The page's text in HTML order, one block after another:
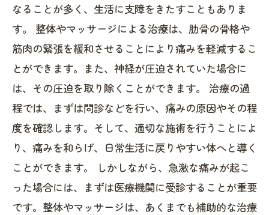
なることが多く、生活に支障をきたすこともありま
す。 整体やマッサージによる治療は、肋骨の骨格や
筋肉の緊張を緩和させることにより痛みを軽減するこ
とができます。また、神経が圧迫されていた場合に
は、その圧迫を取り除くことができます。 治療の過
程では、まずは問診などを行い、痛みの原因やその程
度を確認します。そして、適切な施術を行うことによ
り、痛みを和らげ、日常生活に戻りやすい体へと導く
ことができます。 しかしながら、急激な痛みが起こ
った場合には、まずは医療機関に受診することが重要
です。整体やマッサージは、あくまでも補助的な治療